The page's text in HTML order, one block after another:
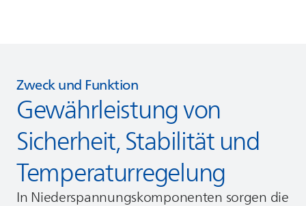
Zweck und Funktion
Gewährleistung von
Sicherheit, Stabilität und
Temperaturregelung
In Niederspannungskomponenten sorgen die